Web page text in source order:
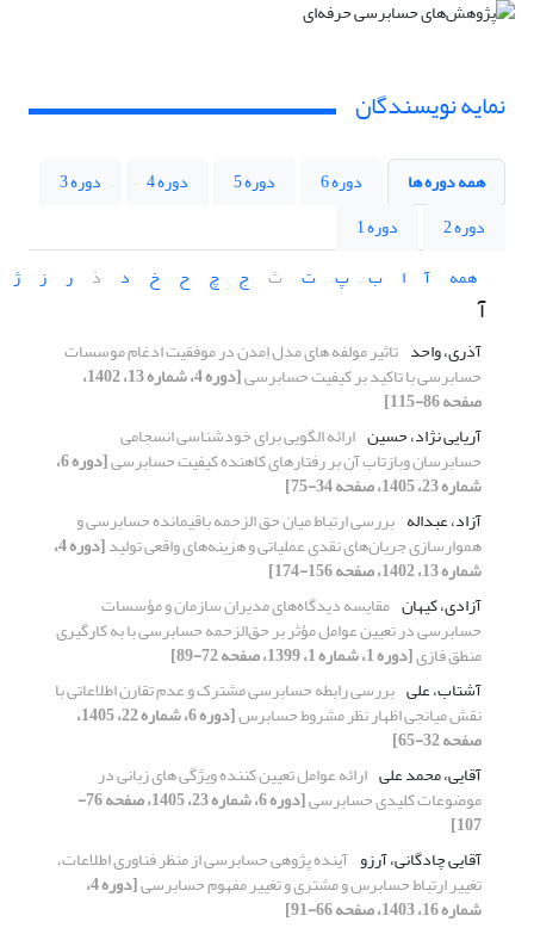
نمایه نویسندگان
همه دوره ها دوره 6 دوره 5 دوره 4
دوره 3
دوره 2
دوره 1
همه
آ ا ب پ ت ث ج چ ح خ د ذ ر ز ژ
آ
آذری، واحد تاثیر مولفه های مدل اِمدن در موفقیت ادغام موسسات
حسابرسی با تاکید بر کیفیت حسابرسی [دوره 4، شماره 13، 1402،
صفحه 86-115]
آریایی نژاد، حسین ارائه الگویی برای خودشناسی انسجامی
حسابرسان وبازتاب آن بر رفتارهای کاهنده کیفیت حسابرسی [دوره 6،
شماره 23، 1405، صفحه 34-75]
آزاد، عبداله بررسی ارتباط میان حق الزحمه باقیمانده حسابرسی و
هموارسازی جریان‌های نقدی عملیاتی و هزینه‌های واقعی تولید [دوره 4،
شماره 13، 1402، صفحه 156-174]
آزادی، کیهان مقایسه دیدگاه‌‏های مدیران سازمان و مؤسسات
حسابرسی در تعیین عوامل مؤثر بر حق‌الزحمه حسابرسی با به کارگیری
منطق فازی[دوره 1، شماره 1، 1399، صفحه 72-89]
آشتاب، علی بررسی رابطه حسابرسی مشترک و عدم تقارن اطلاعاتی با
نقش میانجی اظهار نظر مشروط حسابرس [دوره 6، شماره 22، 1405،
صفحه 32-65]
آقایی، محمد علی ارائه عوامل تعیین کننده ویژگی های زبانی در
موضوعات کلیدی حسابرسی [دوره 6، شماره 23، 1405، صفحه 76-
107]
آقایی چادگانی، آرزو آینده پژوهی حسابرسی از منظر فناوری اطلاعات،
تغییر ارتباط حسابرس و مشتری و تغییر مفهوم حسابرسی [دوره 4،
شماره 16، 1403، صفحه 66-91]